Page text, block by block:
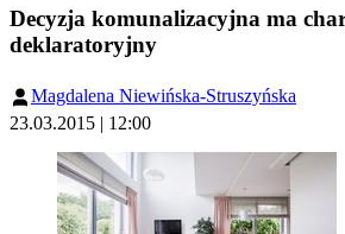
Decyzja komunalizacyjna ma
deklaratoryjny
Magdalena Niewińska-Struszyńska
23.03.2015 | 12:00